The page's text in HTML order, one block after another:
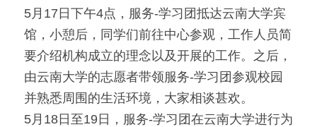
5月17日下午4点，服务-学习团抵达云南大学宾
馆，小憩后，同学们前往中心参观，工作人员简
要介绍机构成立的理念以及开展的工作。之后，
由云南大学的志愿者带领服务-学习团参观校园
并熟悉周围的生活环境，大家相谈甚欢。
5月18日至19日，服务-学习团在云南大学进行为